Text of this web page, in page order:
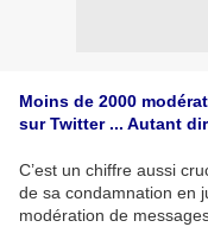
Moins de 2000
sur Twitter ... Autant
C’est un chiffre aussi
de sa condamnation en
modération de